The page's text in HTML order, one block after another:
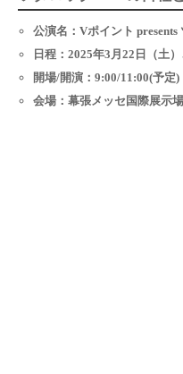
公演名：Vポイント presents
日程：2025年3月22日（土）
開場/開演：9:00/11:00(予定)
会場：幕張メッセ国際展示